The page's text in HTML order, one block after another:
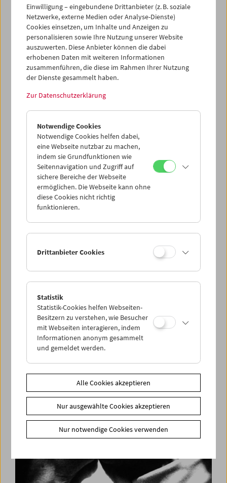
HOME MOVIE NOW?!
Masterclass Gustav Deutsch
Lange Nacht der Forschung 2018
Einwilligung – eingebundene Drittanbieter (z. B. soziale
Netzwerke, externe Medien oder Analyse-Dienste)
Cookies einsetzen, um Inhalte und Anzeigen zu
personalisieren sowie Ihre Nutzung unserer Website
auszuwerten. Diese Anbieter können die dabei
erhobenen Daten mit weiteren Informationen
zusammenführen, die diese im Rahmen Ihrer Nutzung
der Dienste gesammelt haben.
Zur Datenschutzerklärung
Notwendige Cookies
Notwendige Cookies helfen dabei,
eine Webseite nutzbar zu machen,
indem sie Grundfunktionen wie
Seitennavigation und Zugriff auf
sichere Bereiche der Webseite
ermöglichen. Die Webseite kann ohne
diese Cookies nicht richtig
funktionieren.
Drittanbieter Cookies
Statistik
Statistik-Cookies helfen Webseiten-
Besitzern zu verstehen, wie Besucher
mit Webseiten interagieren, indem
Informationen anonym gesammelt
und gemeldet werden.
Alle Cookies akzeptieren
Nur ausgewählte Cookies akzeptieren
Nur notwendige Cookies verwenden